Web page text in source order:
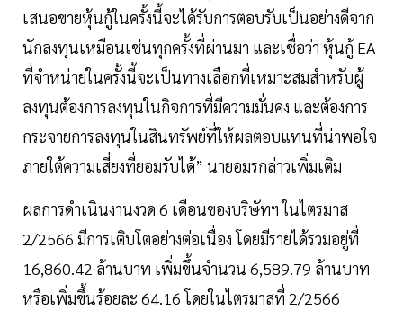
เสนอขายหุ้นกู้ในครั้งนี้จะได้รับการตอบรับเป็นอย่างดีจาก
นักลงทุนเหมือนเช่นทุกครั้งที่ผ่านมา และเชื่อว่า หุ้นกู้ EA
ที่จำหน่ายในครั้งนี้จะเป็นทางเลือกที่เหมาะสมสำหรับผู้
ลงทุนต้องการลงทุนในกิจการที่มีความมั่นคง และต้องการ
กระจายการลงทุนในสินทรัพย์ที่ให้ผลตอบแทนที่น่าพอใจ
ภายใต้ความเสี่ยงที่ยอมรับได้” นายอมรกล่าวเพิ่มเติม
ผลการดำเนินงานงวด 6 เดือนของบริษัทฯ ในไตรมาส
2/2566 มีการเติบโตอย่างต่อเนื่อง โดยมีรายได้รวมอยู่ที่
16,860.42 ล้านบาท เพิ่มขึ้นจำนวน 6,589.79 ล้านบาท
หรือเพิ่มขึ้นร้อยละ 64.16 โดยในไตรมาสที่ 2/2566